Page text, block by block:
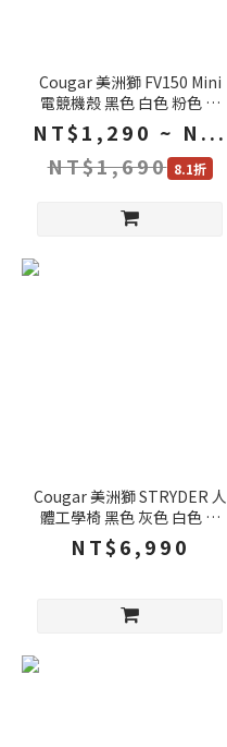
Cougar 美洲獅 FV150 Mini
電競機殼 黑色 白色 粉色 雙
艙設計 背插式支援 防塵磁吸
電腦機殼 機殼 迷你機殼 機箱
NT$1,290 ~ N...
NT$1,690 8.1折
Cougar 美洲獅 STRYDER 人
體工學椅 黑色 灰色 白色 加
寬可調頭枕 多密度泡棉座墊
可上掀扶手 電腦椅 電競椅 辦
NT$6,990